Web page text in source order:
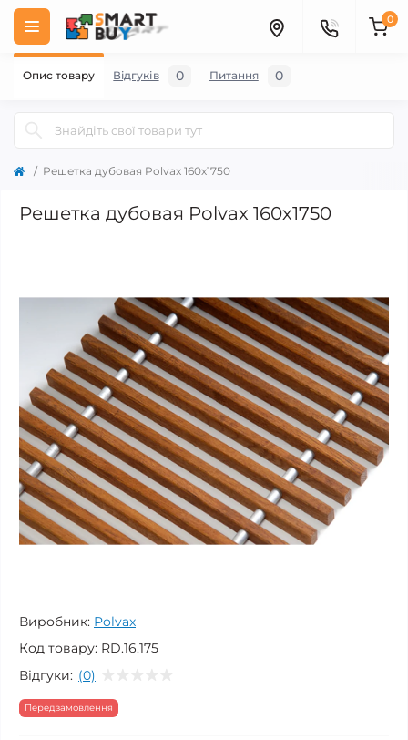
0
Решетка дубовая Polvax 160х1750
Решетка дубовая Polvax 160х1750
Виробник: Polvax
Код товару: RD.16.175
Відгуки: (0)
Передзамовлення
Опис товару Відгуків 0 Питання 0